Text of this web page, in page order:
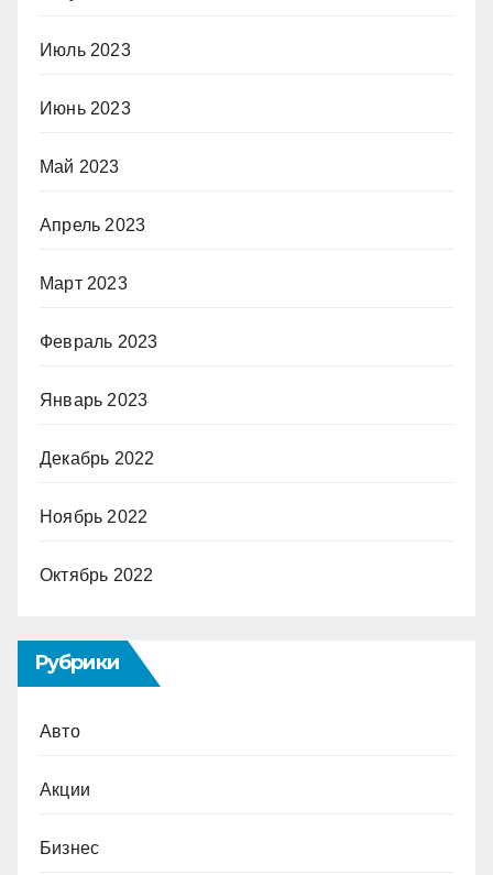
Июль 2023
Июнь 2023
Май 2023
Апрель 2023
Март 2023
Февраль 2023
Январь 2023
Декабрь 2022
Ноябрь 2022
Октябрь 2022
Рубрики
Авто
Акции
Бизнес